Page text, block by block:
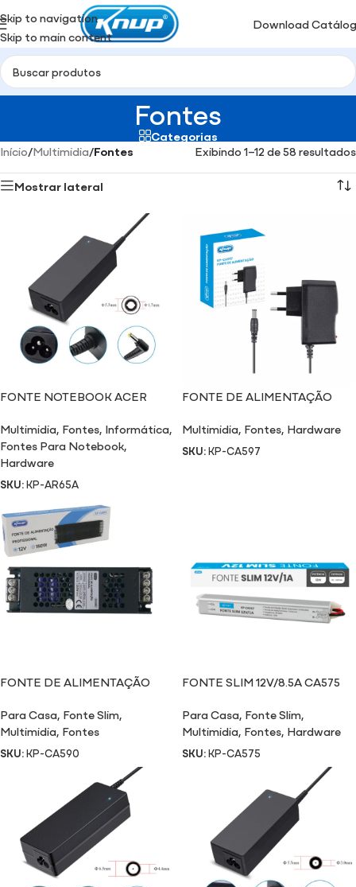
Skip to navigation
Skip to main content
Download
Fontes
Categorias
Início/Multimidia/Fontes Exibindo 1–12 de 58 resultados
Mostrar lateral
FONTE NOTEBOOK ACER
Multimidia, Fontes, Informática,
Fontes Para Notebook,
Hardware
SKU:KP-AR65A
FONTE DE ALIMENTAÇÃO
Multimidia, Fontes, Hardware
SKU:KP-CA597
FONTE DE ALIMENTAÇÃO
Para Casa, Fonte Slim,
Multimidia, Fontes
SKU:KP-CA590
FONTE SLIM 12V/8.5A CA575
Para Casa, Fonte Slim,
Multimidia, Fontes, Hardware
SKU:KP-CA575